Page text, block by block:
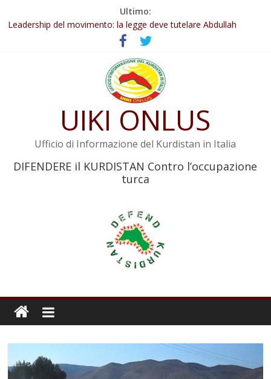
Ultimo:
Abdullah Öcalan: Le legge negativa deve essere trasformata in
legge positiva
Leadership del movimento: la legge deve tutelare Abdullah
Öcalan e l’intero movimento
Commissione donne del KNK: Şengal è di nuovo sotto minaccia
Non tenere conto della situazione di Rêber Apo ostacolerebbe
Il KNK chiede un’azione internazionale contro i crimini di guerra
UIKI ONLUS
Ufficio di Informazione del Kurdistan in Italia
DIFENDERE il KURDISTAN Contro l’occupazione
turca